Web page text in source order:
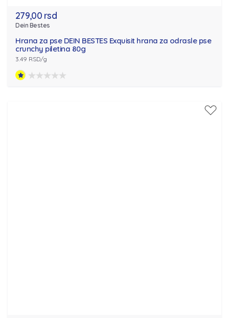
279,00 rsd
Dein Bestes
Hrana za pse DEIN BESTES Exquisit hrana za odrasle pse
crunchy piletina 80g
3.49 RSD/g